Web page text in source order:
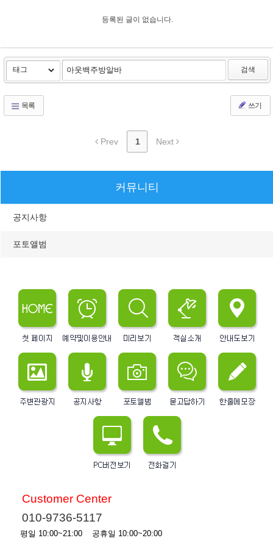
등록된 글이 없습니다.
검색
목록 쓰기
Prev 1 Next
커뮤니티
공지사항
포토앨범
Customer Center
010-9736-5117
평일 10:00~21:00 공휴일 10:00~20:00